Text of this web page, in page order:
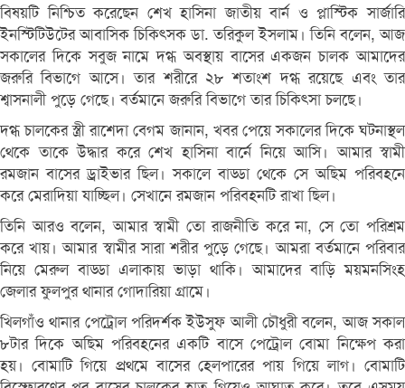
বিষয়টি নিশ্চিত করেছেন শেখ হাসিনা জাতীয় বার্ন ও প্লাস্টিক সার্জারি
ইনস্টিটিউটের আবাসিক চিকিৎসক ডা. তরিকুল ইসলাম। তিনি বলেন, আজ
সকালের দিকে সবুজ নামে দগ্ধ অবস্থায় বাসের একজন চালক আমাদের
জরুরি বিভাগে আসে। তার শরীরে ২৮ শতাংশ দগ্ধ রয়েছে এবং তার
শ্বাসনালী পুড়ে গেছে। বর্তমানে জরুরি বিভাগে তার চিকিৎসা চলছে।
দগ্ধ চালকের স্ত্রী রাশেদা বেগম জানান, খবর পেয়ে সকালের দিকে ঘটনাস্থল
থেকে তাকে উদ্ধার করে শেখ হাসিনা বার্নে নিয়ে আসি। আমার স্বামী
রমজান বাসের ড্রাইভার ছিল। সকালে বাড্ডা থেকে সে অছিম পরিবহনে
করে মেরাদিয়া যাচ্ছিল। সেখানে রমজান পরিবহনটি রাখা ছিল।
তিনি আরও বলেন, আমার স্বামী তো রাজনীতি করে না, সে তো পরিশ্রম
করে খায়। আমার স্বামীর সারা শরীর পুড়ে গেছে। আমরা বর্তমানে পরিবার
নিয়ে মেরুল বাড্ডা এলাকায় ভাড়া থাকি। আমাদের বাড়ি ময়মনসিংহ
জেলার ফুলপুর থানার গোদারিয়া গ্রামে।
খিলগাঁও থানার পেট্রোল পরিদর্শক ইউসুফ আলী চৌধুরী বলেন, আজ সকাল
৮টার দিকে অছিম পরিবহনের একটি বাসে পেট্রোল বোমা নিক্ষেপ করা
হয়। বোমাটি গিয়ে প্রথমে বাসের হেলপারের পায় গিয়ে লাগ। বোমাটি